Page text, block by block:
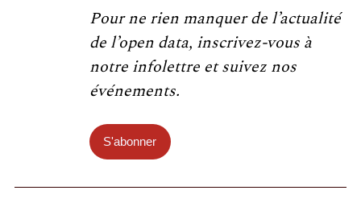
Pour ne rien manquer de l’actualité
de l’open data, inscrivez-vous à
notre infolettre et suivez nos
événements.
S'abonner